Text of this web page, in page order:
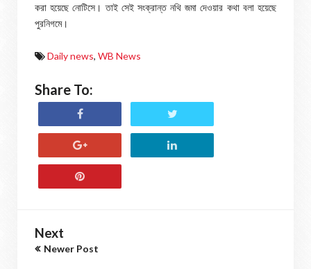
করা হয়েছে নোটিসে। তাই সেই সংক্রান্ত নথি জমা দেওয়ার কথা বলা হয়েছে
পুরনিগমে।
Daily news, WB News
Share To:
Next
Newer Post